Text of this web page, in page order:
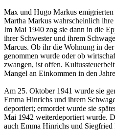
Max und Hugo Markus
Martha Markus wahrscheinlich
Im Mai 1940 zog sie dann in die
ihrer Schwester und ihrem
Marcus. Ob ihr die Wohnung in
genommen wurde oder ob
zwangen, ist offen.
Mangel an Einkommen in den
Am 25. Oktober 1941 wurde sie
Emma Hinrichs und ihrem
deportiert; ermordet wurde sie
Mai 1942 weiterdeportiert wurde.
auch Emma Hinrichs und Siegfried